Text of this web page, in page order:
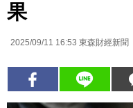
果
2025/09/11 16:53 東森財經新聞